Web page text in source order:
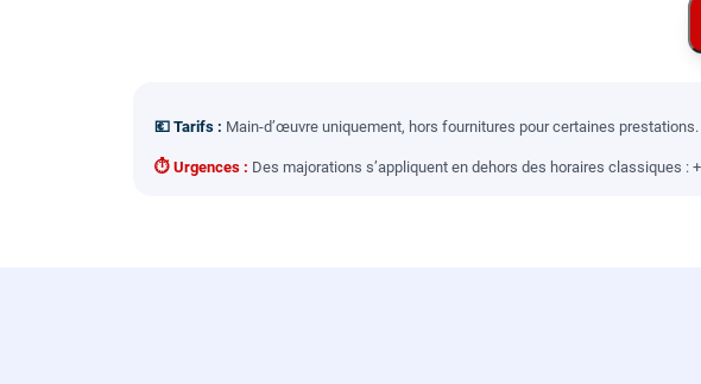
💶 Tarifs : Main-d’œuvre uniquement, hors fournitures pour certaines
⏱ Urgences : Des majorations s’appliquent en dehors des horaires classiques :